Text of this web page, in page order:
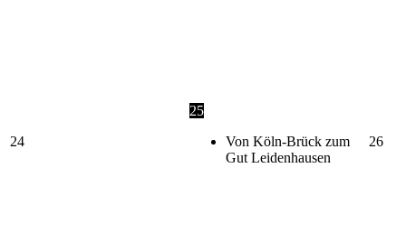
24
25
Von Köln-Brück zum
Gut Leidenhausen
26